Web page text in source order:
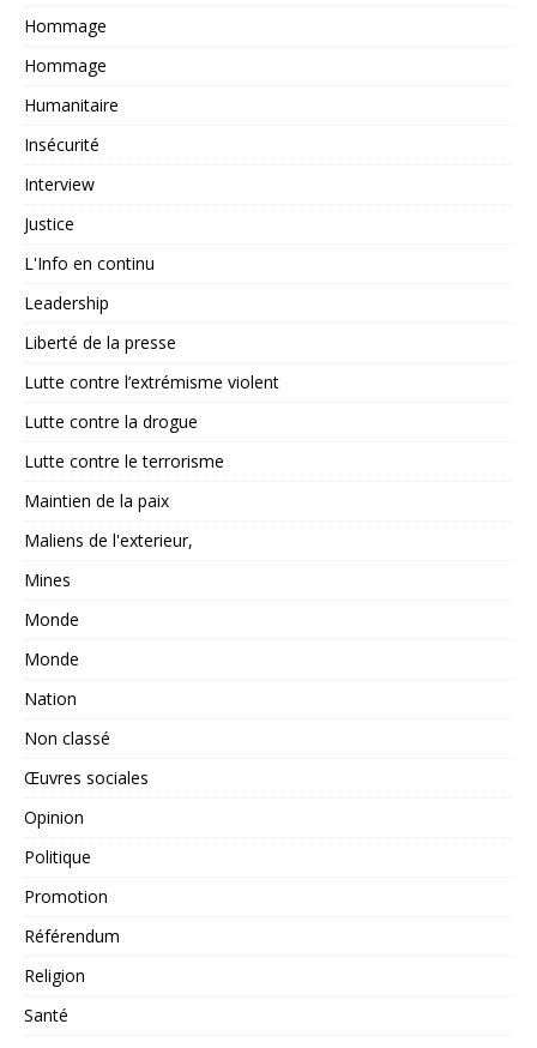
Hommage
Hommage
Humanitaire
Insécurité
Interview
Justice
L'Info en continu
Leadership
Liberté de la presse
Lutte contre l’extrémisme violent
Lutte contre la drogue
Lutte contre le terrorisme
Maintien de la paix
Maliens de l'exterieur,
Mines
Monde
Monde
Nation
Non classé
Œuvres sociales
Opinion
Politique
Promotion
Référendum
Religion
Santé